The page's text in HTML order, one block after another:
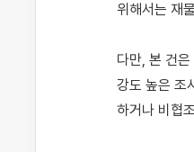
위해서는 재
다만, 본 건
강도 높은 조
하거나 비협